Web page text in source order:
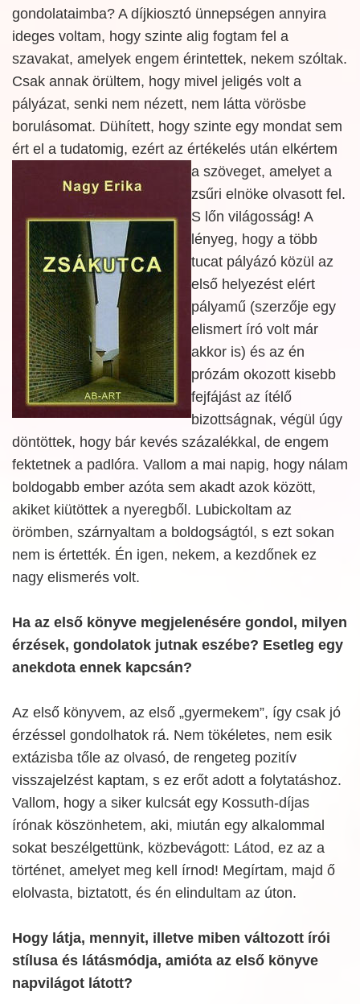
gondolataimba? A díjkiosztó ünnepségen annyira
ideges voltam, hogy szinte alig fogtam fel a
szavakat, amelyek engem érintettek, nekem szóltak.
Csak annak örültem, hogy mivel jeligés volt a
pályázat, senki nem nézett, nem látta vörösbe
borulásomat. Dühített, hogy szinte egy mondat sem
ért el a tudatomig, ezért az értékelés után elkértem
a szöveget, amelyet a
zsűri elnöke olvasott fel.
S lőn világosság! A
lényeg, hogy a több
tucat pályázó közül az
első helyezést elért
pályamű (szerzője egy
elismert író volt már
akkor is) és az én
prózám okozott kisebb
fejfájást az ítélő
bizottságnak, végül úgy
döntöttek, hogy bár kevés százalékkal, de engem
fektetnek a padlóra. Vallom a mai napig, hogy nálam
boldogabb ember azóta sem akadt azok között,
akiket kiütöttek a nyeregből. Lubickoltam az
örömben, szárnyaltam a boldogságtól, s ezt sokan
nem is értették. Én igen, nekem, a kezdőnek ez
nagy elismerés volt.
Ha az első könyve megjelenésére gondol, milyen
érzések, gondolatok jutnak eszébe? Esetleg egy
anekdota ennek kapcsán?
Az első könyvem, az első „gyermekem”, így csak jó
érzéssel gondolhatok rá. Nem tökéletes, nem esik
extázisba tőle az olvasó, de rengeteg pozitív
visszajelzést kaptam, s ez erőt adott a folytatáshoz.
Vallom, hogy a siker kulcsát egy Kossuth-díjas
írónak köszönhetem, aki, miután egy alkalommal
sokat beszélgettünk, közbevágott: Látod, ez az a
történet, amelyet meg kell írnod! Megírtam, majd ő
elolvasta, biztatott, és én elindultam az úton.
Hogy látja, mennyit, illetve miben változott írói
stílusa és látásmódja, amióta az első könyve
napvilágot látott?